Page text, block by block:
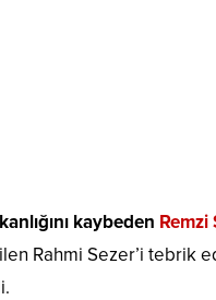
kaybeden Remzi
Rahmi Sezer’i tebrik